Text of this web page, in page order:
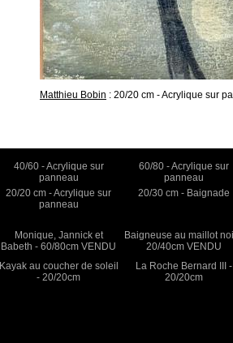
Matthieu Bobin : 20/20 cm - Acrylique sur
40/60 - Acrylique sur
panneau
60/80 - Acrylique sur
panneau
20/20 cm - Acrylique sur
panneau
20/30 cm - Baignade
Monique, Jannick et
Babeth - 60/80cm VENDU
Baigneuse au maillot
20/40cm VENDU
Kayak au coucher de soleil
- 20/20cm
La Roche Bernard III -
20/20cm